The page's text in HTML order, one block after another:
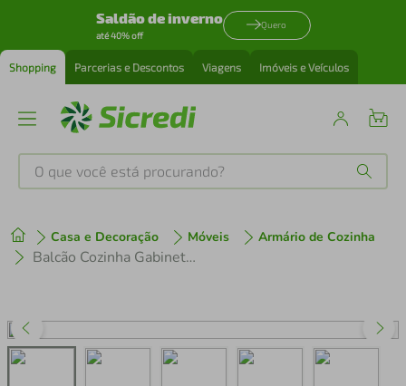
Saldão de inverno
até 40% off
Quero
Shopping Parcerias e Descontos Viagens Imóveis e Veículos
O que você está procurando?
Casa e Decoração Móveis Armário de Cozinha
Balcão Cozinha Gabinete Pia 120 cm 2 Portas Veneza Multimóveis MP3738 Branco/Preto
1º tenis
perfume